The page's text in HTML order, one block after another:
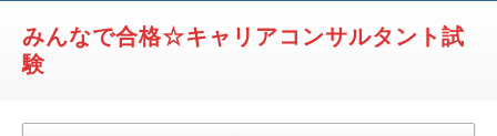
みんなで合格☆キャリアコンサルタント試
験